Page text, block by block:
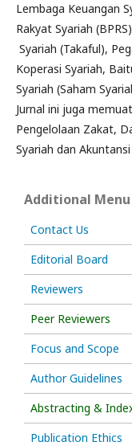
Lembaga Keuangan
Rakyat Syariah
Syariah (Takaful),
Koperasi Syariah,
Syariah (Saham
Jurnal ini juga
Pengelolaan Zakat,
Syariah dan
Additional Menu
Contact Us
Editorial Board
Reviewers
Peer Reviewers
Focus and Scope
Author Guidelines
Abstracting &
Publication Ethics